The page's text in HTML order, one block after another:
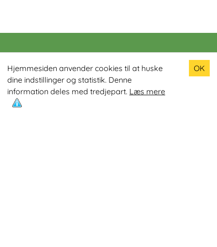
Hjemmesiden anvender cookies til at huske
dine indstillinger og statistik. Denne
information deles med tredjepart. Læs mere
OK
Populære produkter
Odin R900 Romaskine
Odin S900 Spinningcykel